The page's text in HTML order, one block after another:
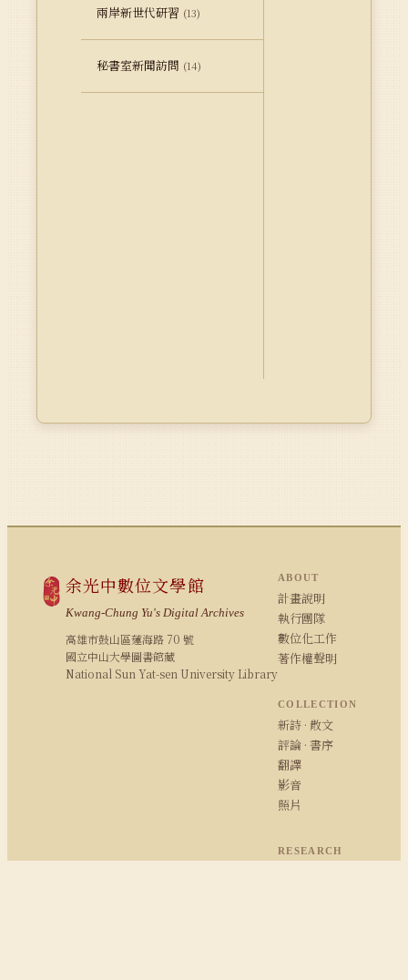
兩岸新世代研習 (13)
秘書室新聞訪問 (14)
余光中數位文學館
Kwang-Chung Yu's Digital Archives
高雄市鼓山區蓮海路 70 號
國立中山大學圖書館藏
National Sun Yat-sen University Library
ABOUT
計畫說明
執行團隊
數位化工作
著作權聲明
COLLECTION
新詩 · 散文
評論 · 書序
翻譯
影音
照片
RESEARCH